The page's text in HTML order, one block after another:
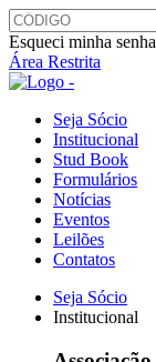
Esqueci minha senha
Área Restrita
Seja Sócio
Institucional
Stud Book
Formulários
Notícias
Eventos
Leilões
Contatos
Seja Sócio
Institucional